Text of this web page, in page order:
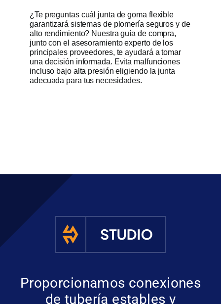
¿Te preguntas cuál junta de goma flexible
garantizará sistemas de plomería seguros y de
alto rendimiento? Nuestra guía de compra,
junto con el asesoramiento experto de los
principales proveedores, te ayudará a tomar
una decisión informada. Evita malfunciones
incluso bajo alta presión eligiendo la junta
adecuada para tus necesidades.
Proporcionamos conexiones
de tubería estables y